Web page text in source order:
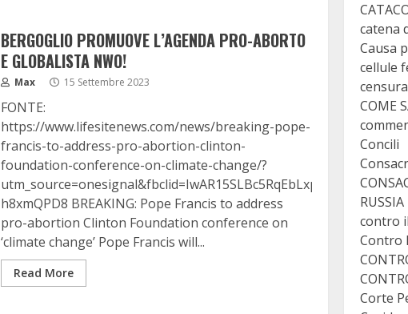
BERGOGLIO PROMUOVE L’AGENDA PRO-ABORTO
E GLOBALISTA NWO!
Max 15 Settembre 2023
FONTE:
https://www.lifesitenews.com/news/breaking-pope-
francis-to-address-pro-abortion-clinton-
foundation-conference-on-climate-change/?
h8xmQPD8 BREAKING: Pope Francis to address
pro-abortion Clinton Foundation conference on
‘climate change’ Pope Francis will...
Read More
catena
Causa
cellule
censura
COME
Concili
RUSSIA
contro
Contro
Corte